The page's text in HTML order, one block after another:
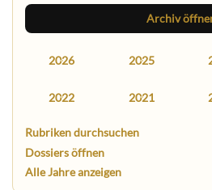
Archiv
2026 2025
2022 2021
Rubriken durchsuchen
Dossiers öffnen
Alle Jahre anzeigen